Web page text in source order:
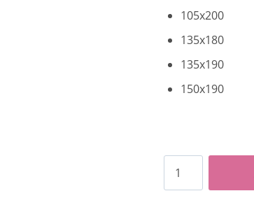
105x200
135x180
135x190
150x190
Colchón
Chrome